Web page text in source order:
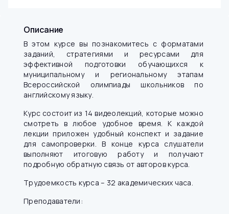
Описание
В этом курсе вы познакомитесь с форматами
заданий, стратегиями и ресурсами для
эффективной подготовки обучающихся к
муниципальному и региональному этапам
Всероссийской олимпиады школьников по
английскому языку.
Курс состоит из 14 видеолекций, которые можно
смотреть в любое удобное время. К каждой
лекции приложен удобный конспект и задание
для самопроверки. В конце курса слушатели
выполняют итоговую работу и получают
подробную обратную связь от авторов курса.
Трудоемкость курса – 32 академических часа.
Преподаватели: